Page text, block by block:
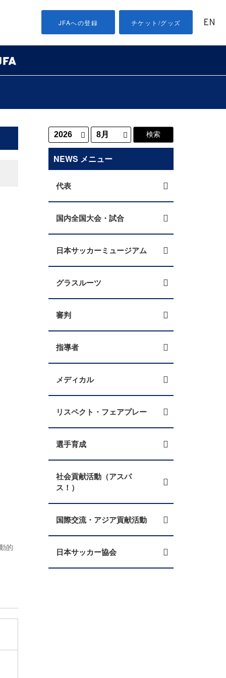
JFAへの登録 チケット/グッズ EN
的
NEWS メニュー
代表
国内全国大会・試合
日本サッカーミュージアム
グラスルーツ
審判
指導者
メディカル
リスペクト・フェアプレー
選手育成
社会貢献活動（アスパ
ス！）
国際交流・アジア貢献活動
日本サッカー協会